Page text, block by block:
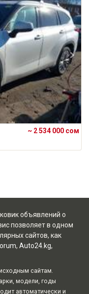
~ 2 534 000 сом
объявлений о
позволяет в одном
сайтов, как
, Auto24.kg,
сайтам.
модели, годы
автоматически и